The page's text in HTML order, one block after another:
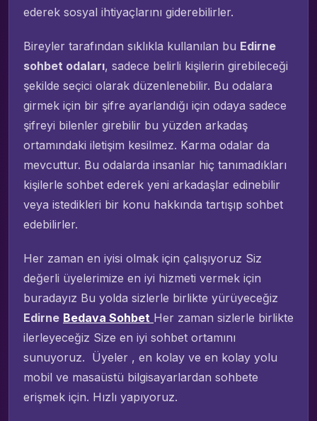
ederek sosyal ihtiyaçlarını giderebilirler.
Bireyler tarafından sıklıkla kullanılan bu Edirne
sohbet odaları, sadece belirli kişilerin girebileceği
şekilde seçici olarak düzenlenebilir. Bu odalara
girmek için bir şifre ayarlandığı için odaya sadece
şifreyi bilenler girebilir bu yüzden arkadaş
ortamındaki iletişim kesilmez. Karma odalar da
mevcuttur. Bu odalarda insanlar hiç tanımadıkları
kişilerle sohbet ederek yeni arkadaşlar edinebilir
veya istedikleri bir konu hakkında tartışıp sohbet
edebilirler.
Her zaman en iyisi olmak için çalışıyoruz Siz
değerli üyelerimize en iyi hizmeti vermek için
buradayız Bu yolda sizlerle birlikte yürüyeceğiz
Edirne Bedava Sohbet Her zaman sizlerle birlikte
ilerleyeceğiz Size en iyi sohbet ortamını
sunuyoruz. Üyeler , en kolay ve en kolay yolu
mobil ve masaüstü bilgisayarlardan sohbete
erişmek için. Hızlı yapıyoruz.